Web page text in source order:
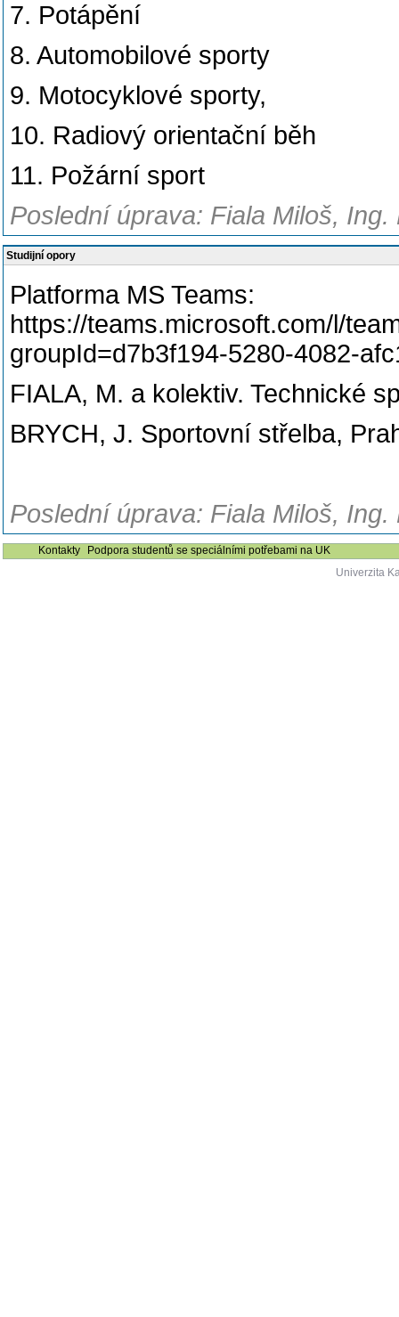
7. Potápění
8. Automobilové sporty
9. Motocyklové sporty,
10. Radiový orientační běh
11. Požární sport
Poslední úprava: Fiala Miloš,
Studijní opory
Platforma MS Teams:
https://teams.microsoft.com/l/
groupId=d7b3f194-5280-4082-
FIALA, M. a kolektiv. Technické
BRYCH, J. Sportovní střelba,
Poslední úprava: Fiala Miloš,
Kontakty
Podpora studentů se speciálními potřebami na UK
Univerzita